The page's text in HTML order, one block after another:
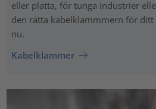
eller platta, för tunga industrier
den rätta kabelklammmern för
nu.
Kabelklammer